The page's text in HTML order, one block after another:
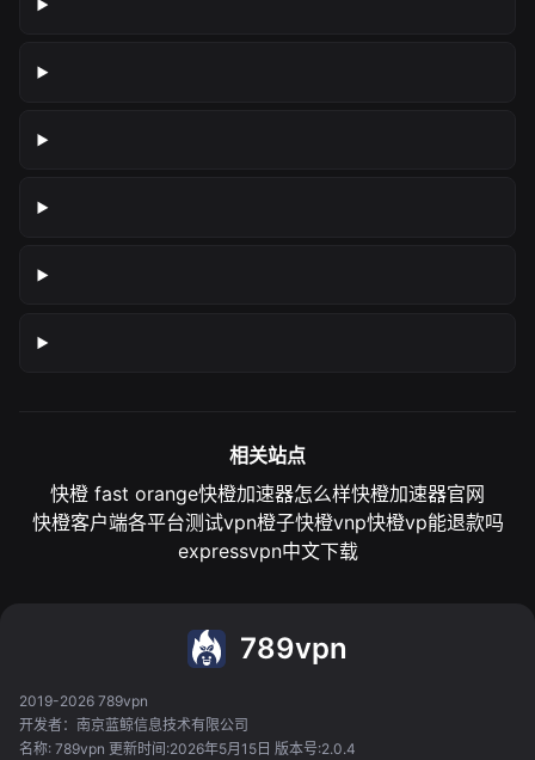
相关站点
快橙 fast orange快橙加速器怎么样快橙加速器官网
快橙客户端各平台测试vpn橙子快橙vnp快橙vp能退款吗
expressvpn中文下载
789vpn
2019-2026 789vpn
开发者：南京蓝鲸信息技术有限公司
名称: 789vpn 更新时间:2026年5月15日 版本号:2.0.4